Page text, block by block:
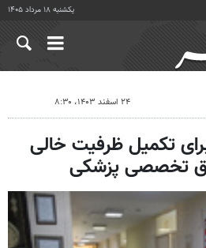
یکشنبه ۱۸ مرداد ۱۴۰۵
۲۴ اسفند ۱۴۰۳، ۸:۳۰
تکمیل ظرفیت خالی
تخصصی پزشکی